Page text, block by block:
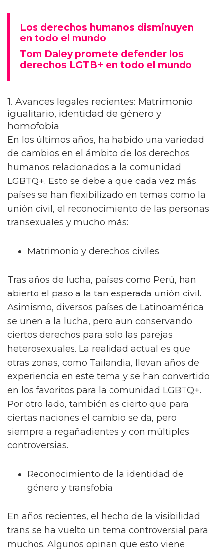
Los derechos humanos disminuyen
en todo el mundo
Tom Daley promete defender los
derechos LGTB+ en todo el mundo
1. Avances legales recientes: Matrimonio
igualitario, identidad de género y
homofobia
En los últimos años, ha habido una variedad
de cambios en el ámbito de los derechos
humanos relacionados a la comunidad
LGBTQ+. Esto se debe a que cada vez más
países se han flexibilizado en temas como la
unión civil, el reconocimiento de las personas
transexuales y mucho más:
Matrimonio y derechos civiles
Tras años de lucha, países como Perú, han
abierto el paso a la tan esperada unión civil.
Asimismo, diversos países de Latinoamérica
se unen a la lucha, pero aun conservando
ciertos derechos para solo las parejas
heterosexuales. La realidad actual es que
otras zonas, como Tailandia, llevan años de
experiencia en este tema y se han convertido
en los favoritos para la comunidad LGBTQ+.
Por otro lado, también es cierto que para
ciertas naciones el cambio se da, pero
siempre a regañadientes y con múltiples
controversias.
Reconocimiento de la identidad de
género y transfobia
En años recientes, el hecho de la visibilidad
trans se ha vuelto un tema controversial para
muchos. Algunos opinan que esto viene